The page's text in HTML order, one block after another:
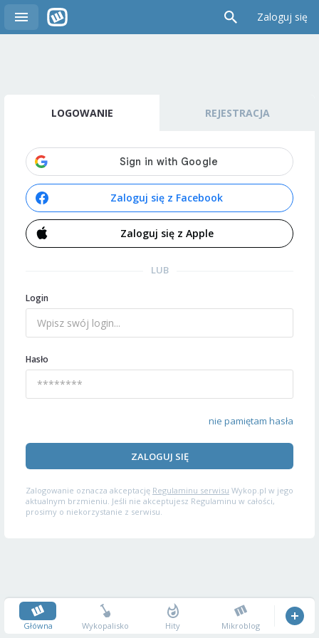
Zaloguj się
LOGOWANIE REJESTRACJA
Zaloguj się z Facebook
Zaloguj się z Apple
LUB
Login
Hasło
nie pamiętam hasła
ZALOGUJ SIĘ
Zalogowanie oznacza akceptację Regulaminu serwisu Wykop.pl w jego
aktualnym brzmieniu. Jeśli nie akceptujesz Regulaminu w całości,
prosimy o niekorzystanie z serwisu.
Główna Wykopalisko Hity Mikroblog